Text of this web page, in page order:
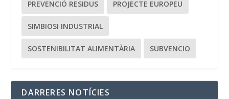
PREVENCIÓ RESIDUS PROJECTE EUROPEU
SIMBIOSI INDUSTRIAL
SOSTENIBILITAT ALIMENTÀRIA SUBVENCIO
DARRERES NOTÍCIES